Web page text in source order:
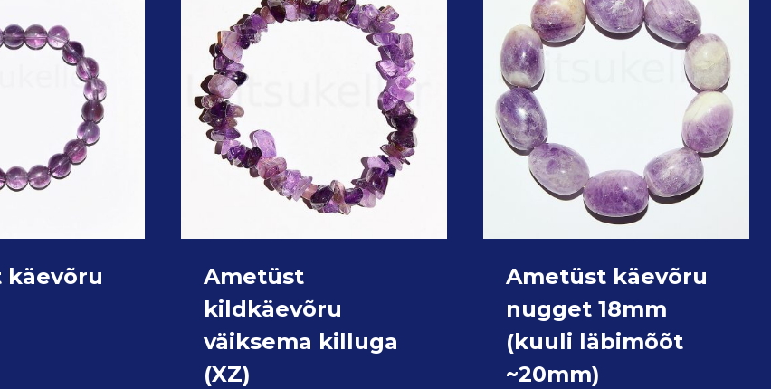
Ametüst
kildkäevõru
väiksema killuga
(XZ)
Ametüst käevõru
nugget 18mm
(kuuli läbimõõt
~20mm)